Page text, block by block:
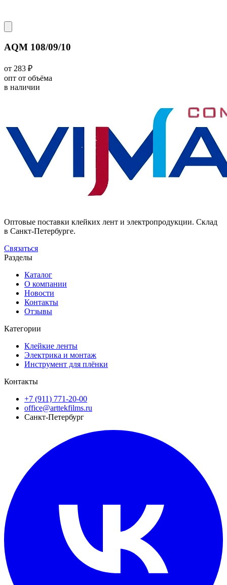
AQM 108/09/10
от 283 ₽
опт от объёма
в наличии
Оптовые поставки клейких лент и электропродукции. Склад
в Санкт-Петербурге.
Связаться
Разделы
Каталог
О компании
Новости
Контакты
Отзывы
Категории
Клейкие ленты
Электрика и монтаж
Инструмент для плёнки
Контакты
+7 (911) 771-20-00
office@arttekfilms.ru
Санкт-Петербург